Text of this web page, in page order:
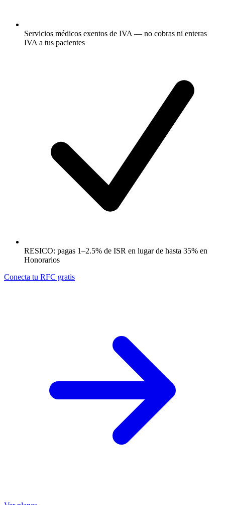
Servicios médicos exentos de IVA — no cobras ni enteras
IVA a tus pacientes
RESICO: pagas 1–2.5% de ISR en lugar de hasta 35% en
Honorarios
Conecta tu RFC gratis